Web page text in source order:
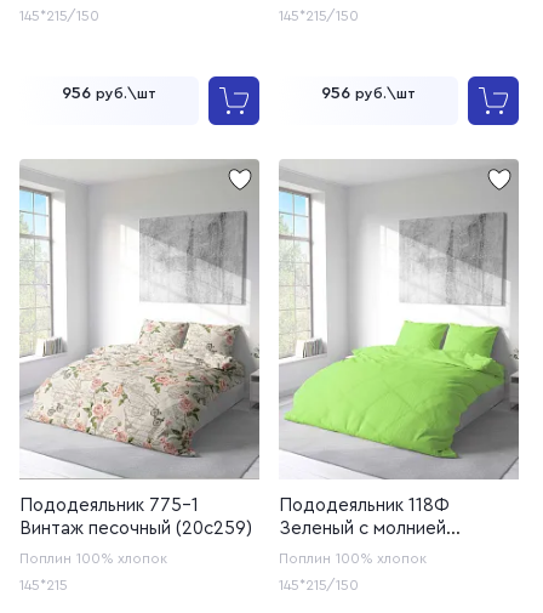
145*215/150
956 руб.\шт
145*215/150
956 руб.\шт
Пододеяльник 775-1
Винтаж песочный (20с259)
Поплин 100% хлопок
145*215
Пододеяльник 118Ф
Зеленый с молнией
(20с259)
Поплин 100% хлопок
145*215/150